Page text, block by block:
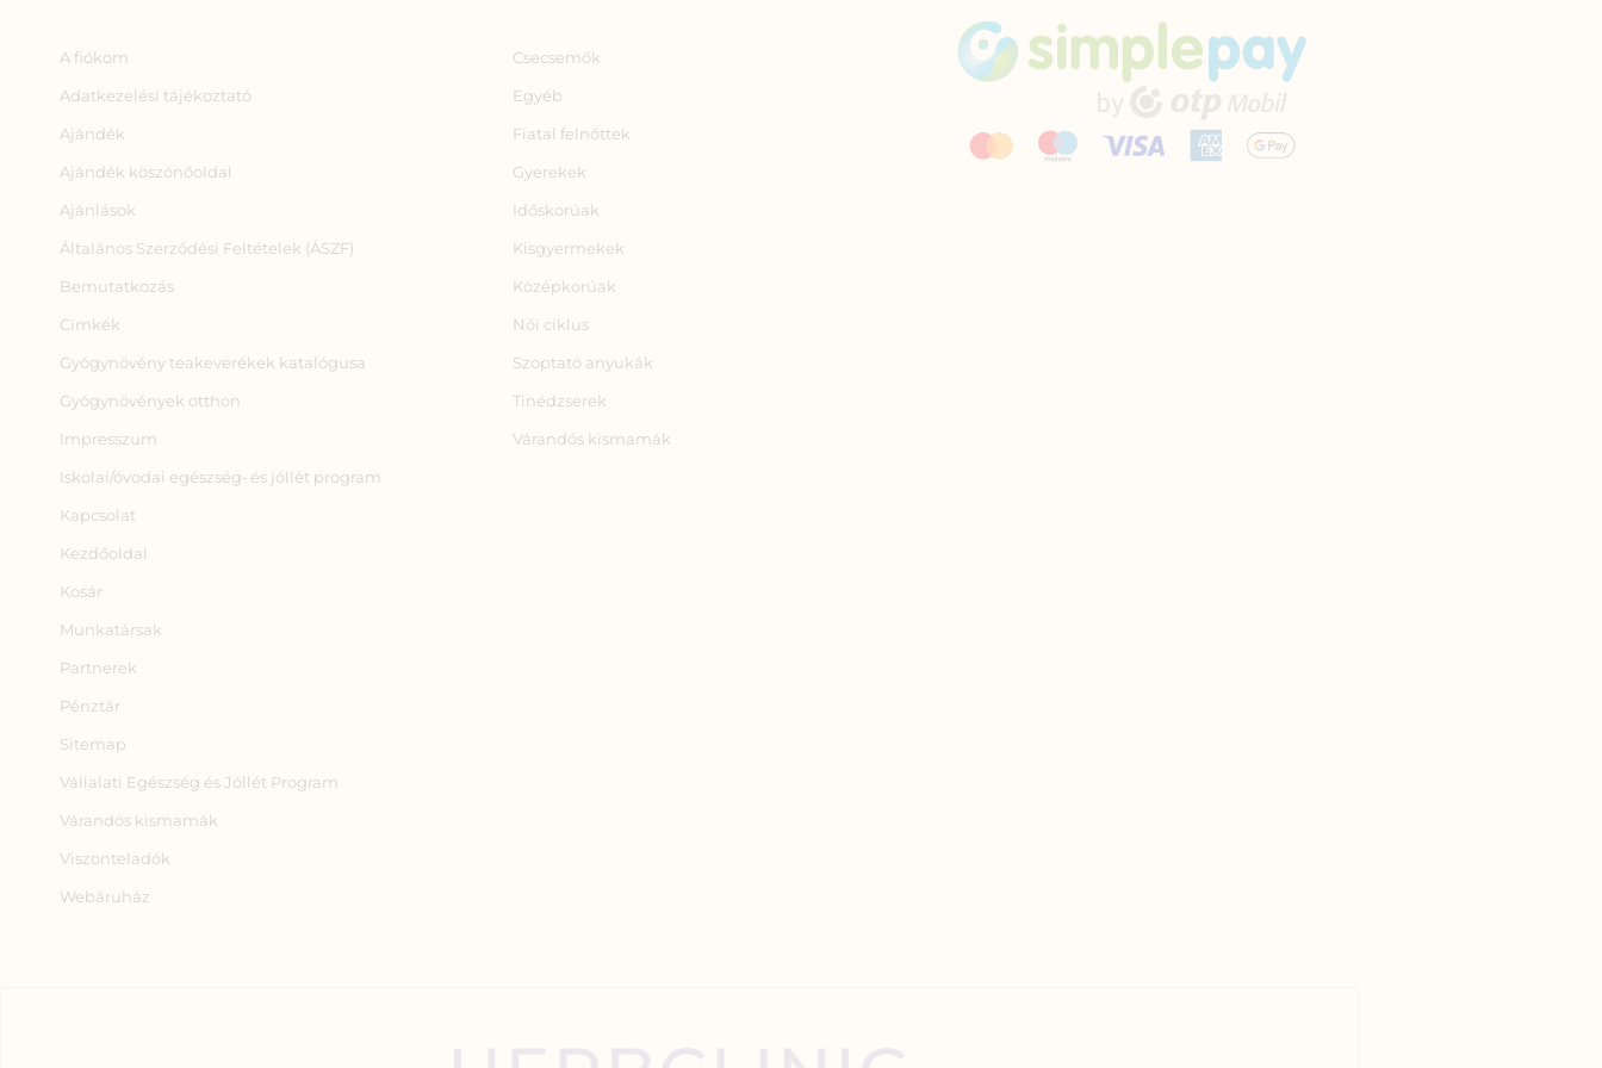
A fiókom
Adatkezelési tájékoztató
Ajándék
Ajándék köszönőoldal
Ajánlások
Általános Szerződési Feltételek (ÁSZF)
Bemutatkozás
Címkék
Gyógynövény teakeverékek katalógusa
Gyógynövények otthon
Impresszum
Iskolai/óvodai egészség‑ és jóllét program
Kapcsolat
Kezdőoldal
Kosár
Munkatársak
Partnerek
Pénztár
Sitemap
Vállalati Egészség és Jóllét Program
Várandós kismamák
Viszonteladók
Webáruház
Csecsemők
Egyéb
Fiatal felnőttek
Gyerekek
Időskorúak
Kisgyermekek
Középkorúak
Női ciklus
Szoptató anyukák
Tinédzserek
Várandós kismamák